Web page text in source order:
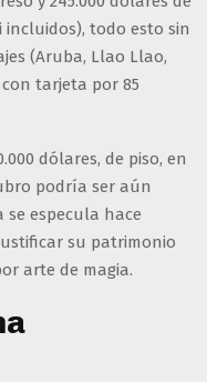
incluidos), todo esto sin
(Aruba, Llao Llao,
tarjeta por 85
dólares, de piso, en
podría ser aún
se especula hace
su patrimonio
arte de magia.